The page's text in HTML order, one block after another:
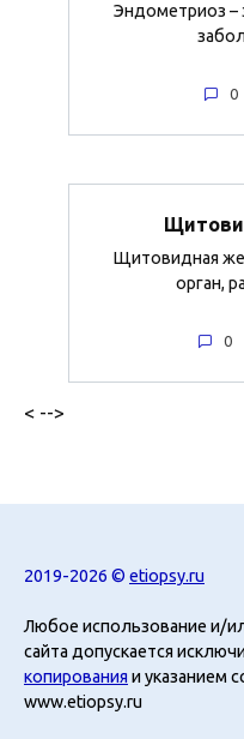
Эндометриоз –
0
Щитовидная
орган,
0
< -->
2019-2026 © etiopsy.ru
Любое использование и/
сайта допускается
копирования и указанием
www.etiopsy.ru